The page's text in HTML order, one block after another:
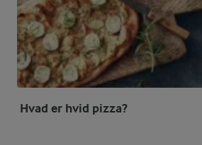
Hvad er hvid pizza?